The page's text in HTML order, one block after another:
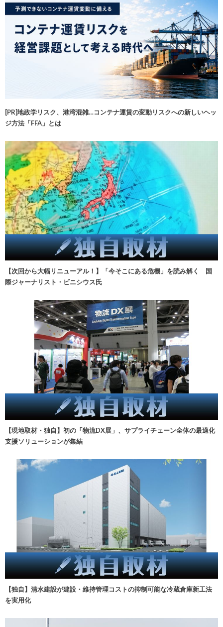
[PR]地政学リスク、港湾混雑…コンテナ運賃の変動リスクへの新しいヘッ
ジ方法「FFA」とは
【次回から大幅リニューアル！】「今そこにある危機」を読み解く 国
際ジャーナリスト・ビニシウス氏
【現地取材・独自】初の「物流DX展」、サプライチェーン全体の最適化
支援ソリューションが集結
【独自】清水建設が建設・維持管理コストの抑制可能な冷蔵倉庫新工法
を実用化